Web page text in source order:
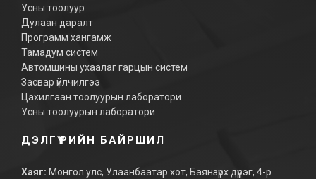
Усны тоолуур
Дулаан даралт
Программ хангамж
Тамадум систем
Автомшины ухаалаг гарцын систем
Засвар үйлчилгээ
Цахилгаан тоолуурын лаборатори
Усны тоолуурын лаборатори
ДЭЛГҮҮРИЙН БАЙРШИЛ
Хаяг: Монгол улс, Улаанбаатар хот, Баянзүрх дүүрэг, 4-р